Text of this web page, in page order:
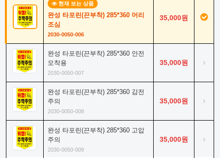
현재 보는 상품
완성 타포린(끈부착) 285*360 머리
조심
2030-0050-006
35,000원
완성 타포린(끈부착) 285*360 안전
모착용
2030-0050-007
35,000원 ›
완성 타포린(끈부착) 285*360 감전
주의
2030-0050-008
35,000원 ›
완성 타포린(끈부착) 285*360 고압
주의
2030-0050-009
35,000원 ›